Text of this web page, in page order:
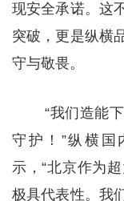
现安全承诺。这
突破，更是纵横
守与敬畏。
“我们造能
守护！”纵横国
示，“北京作为
极具代表性。我